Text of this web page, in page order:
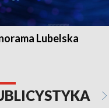
Lubelska